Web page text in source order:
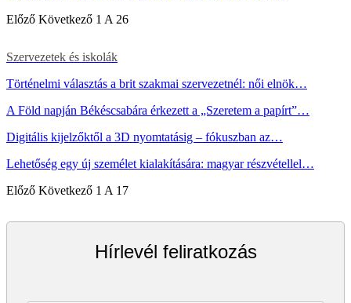
Előző Következő 1 A 26
Szervezetek és iskolák
Történelmi választás a brit szakmai szervezetnél: női elnök…
A Föld napján Békéscsabára érkezett a „Szeretem a papírt”…
Digitális kijelzőktől a 3D nyomtatásig – fókuszban az…
Lehetőség egy új személet kialakítására: magyar részvétellel…
Előző Következő 1 A 17
Hírlevél feliratkozás